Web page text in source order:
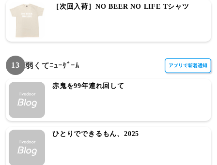
［次回入荷］NO BEER NO LIFE Tシャツ
13 弱くてﾆｭｰｹﾞｰﾑ
赤鬼を99年連れ回して
ひとりでできるもん、2025